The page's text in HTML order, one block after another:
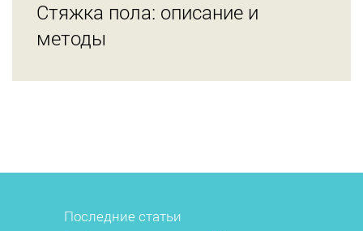
Стяжка пола: описание и
методы
Последние статьи